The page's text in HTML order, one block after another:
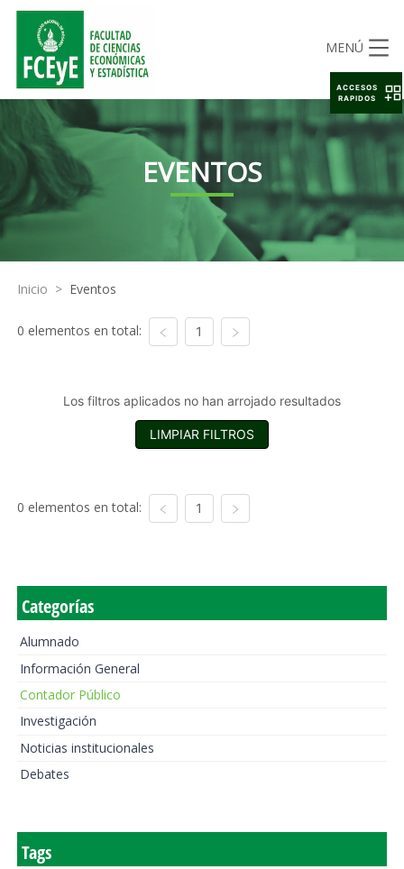
MENÚ
EVENTOS
Inicio > Eventos
0 elementos en total: 1
Los filtros aplicados no han arrojado resultados
LIMPIAR FILTROS
0 elementos en total: 1
Categorías
Alumnado
Información General
Contador Público
Investigación
Noticias institucionales
Debates
Tags
ACCESOS
RAPIDOS